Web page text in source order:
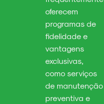
oferecem
programas de
fidelidade e
vantagens
exclusivas,
como serviços
de manutenção
preventiva e